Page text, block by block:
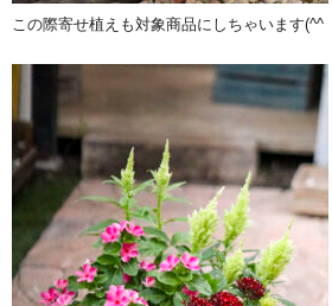
この際寄せ植えも対象商品にしちゃいます(^^ゞ